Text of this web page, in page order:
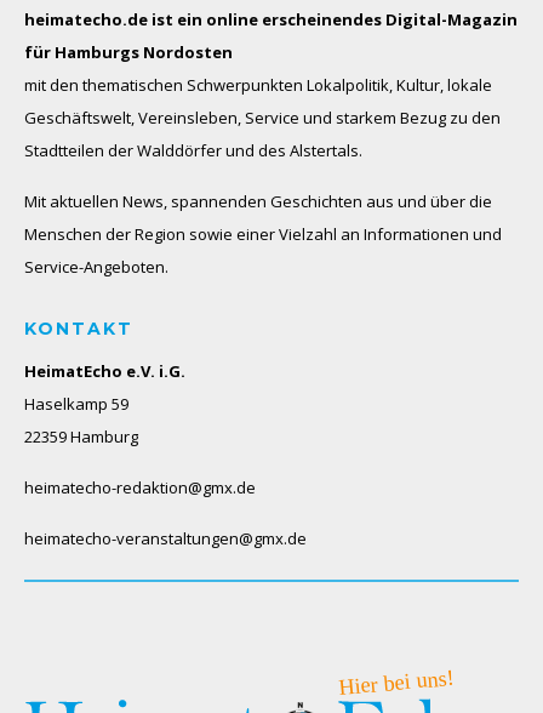
heimatecho.de ist ein online erscheinendes Digital-Magazin
für Hamburgs Nordosten
mit den thematischen Schwerpunkten Lokalpolitik, Kultur, lokale
Geschäftswelt, Vereinsleben, Service und starkem Bezug zu den
Stadtteilen der Walddörfer und des Alstertals.
Mit aktuellen News, spannenden Geschichten aus und über die
Menschen der Region sowie einer Vielzahl an Informationen und
Service-Angeboten.
KONTAKT
HeimatEcho e.V. i.G.
Haselkamp 59
22359 Hamburg
heimatecho-redaktion@gmx.de
heimatecho-veranstaltungen@gmx.de